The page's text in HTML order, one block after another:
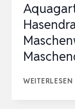
WEITERLESEN